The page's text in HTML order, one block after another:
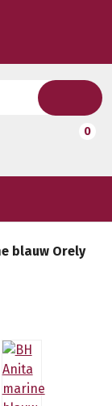
0
blauw Orely